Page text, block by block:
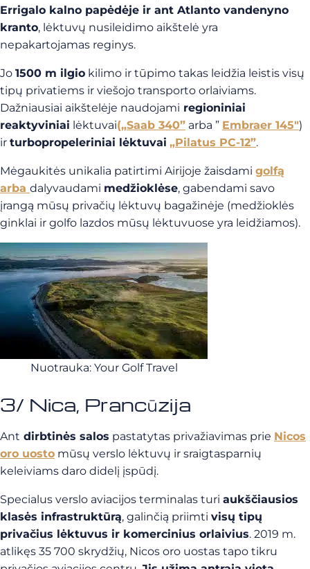
Errigalo kalno papėdėje ir ant Atlanto vandenyno
kranto, lėktuvų nusileidimo aikštelė yra
nepakartojamas reginys.
Jo 1500 m ilgio kilimo ir tūpimo takas leidžia leistis visų
tipų privatiems ir viešojo transporto orlaiviams.
Dažniausiai aikštelėje naudojami regioniniai
reaktyviniai lėktuvai(„Saab 340” arba ” Embraer 145″)
ir turbopropeleriniai lėktuvai „Pilatus PC-12”.
Mėgaukitės unikalia patirtimi Airijoje žaisdami golfą
arba dalyvaudami medžioklėse, gabendami savo
įrangą mūsų privačių lėktuvų bagažinėje (medžioklės
ginklai ir golfo lazdos mūsų lėktuvuose yra leidžiamos).
Nuotrauka: Your Golf Travel
3/ Nica, Prancūzija
Ant dirbtinės salos pastatytas privažiavimas prie Nicos
oro uosto mūsų verslo lėktuvų ir sraigtasparnių
keleiviams daro didelį įspūdį.
Specialus verslo aviacijos terminalas turi aukščiausios
klasės infrastruktūrą, galinčią priimti visų tipų
privačius lėktuvus ir komercinius orlaivius. 2019 m.
atlikęs 35 700 skrydžių, Nicos oro uostas tapo tikru